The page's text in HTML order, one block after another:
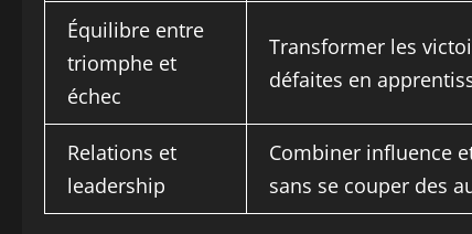
Équilibre entre
triomphe et
échec
Transformer les
défaites en
Relations et
leadership
Combiner influence
sans se couper des